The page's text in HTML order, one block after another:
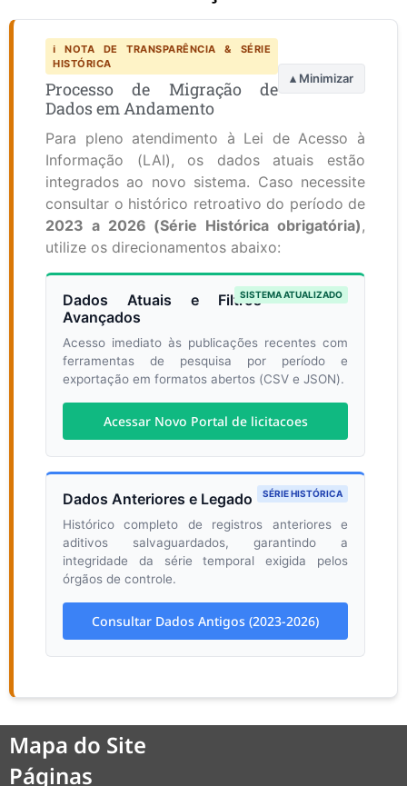
ℹ️ NOTA DE TRANSPARÊNCIA & SÉRIE
HISTÓRICA
Processo de Migração de
Dados em Andamento
▴ Minimizar
Para pleno atendimento à Lei de Acesso à
Informação (LAI), os dados atuais estão
integrados ao novo sistema. Caso necessite
consultar o histórico retroativo do período de
2023 a 2026 (Série Histórica obrigatória),
utilize os direcionamentos abaixo:
SISTEMA ATUALIZADO
Dados Atuais e Filtros
Avançados
Acesso imediato às publicações recentes com
ferramentas de pesquisa por período e
exportação em formatos abertos (CSV e JSON).
Acessar Novo Portal de licitacoes
SÉRIE HISTÓRICA
Dados Anteriores e Legado
Histórico completo de registros anteriores e
aditivos salvaguardados, garantindo a
integridade da série temporal exigida pelos
órgãos de controle.
Consultar Dados Antigos (2023-2026)
Mapa do Site
Páginas